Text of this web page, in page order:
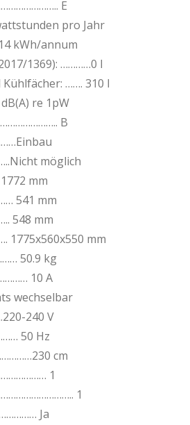
E
pro Jahr
kWh/annum
1369): …………0 l
……. 310 l
re 1pW
B
möglich
mm
541 mm
548 mm
1775x560x550 mm
50.9 kg
10 A
wechselbar
240 V
50 Hz
cm
1
1
Ja